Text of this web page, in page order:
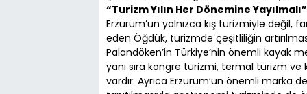
“Turizm Yılın Her Dönemine Yayılmalı”
Erzurum’un yalnızca kış turizmiyle değil,
eden Öğdük, turizmde çeşitliliğin
Palandöken’in Türkiye’nin önemli kayak
yanı sıra kongre turizmi, termal turizm
vardır. Ayrıca Erzurum’un önemli marka